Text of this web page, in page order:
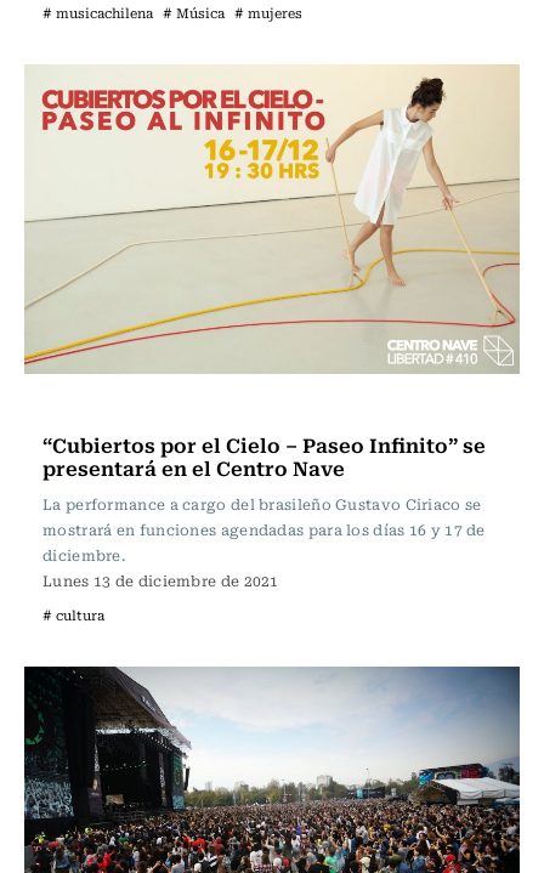
# musicachilena # Música # mujeres
“Cubiertos por el Cielo – Paseo Infinito” se
presentará en el Centro Nave
La performance a cargo del brasileño Gustavo Ciriaco se
mostrará en funciones agendadas para los días 16 y 17 de
diciembre.
Lunes 13 de diciembre de 2021
# cultura